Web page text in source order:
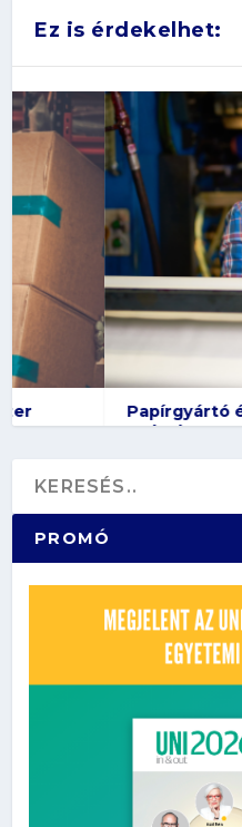
Ez is érdekelhet:
Papírgyártó és -
gyártó
PROMÓ